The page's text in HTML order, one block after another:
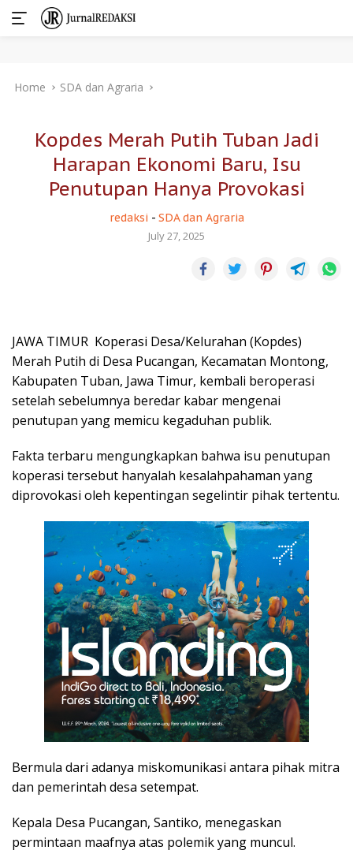
Home SDA dan Agraria
Kopdes Merah Putih Tuban Jadi
Harapan Ekonomi Baru, Isu
Penutupan Hanya Provokasi
redaksi - SDA dan Agraria
July 27, 2025
JAWA TIMUR  Koperasi Desa/Kelurahan (Kopdes)
Merah Putih di Desa Pucangan, Kecamatan Montong,
Kabupaten Tuban, Jawa Timur, kembali beroperasi
setelah sebelumnya beredar kabar mengenai
penutupan yang memicu kegaduhan publik.
Fakta terbaru mengungkapkan bahwa isu penutupan
koperasi tersebut hanyalah kesalahpahaman yang
diprovokasi oleh kepentingan segelintir pihak tertentu.
Bermula dari adanya miskomunikasi antara pihak mitra
dan pemerintah desa setempat.
Kepala Desa Pucangan, Santiko, menegaskan
permintaan maafnya atas polemik yang muncul.